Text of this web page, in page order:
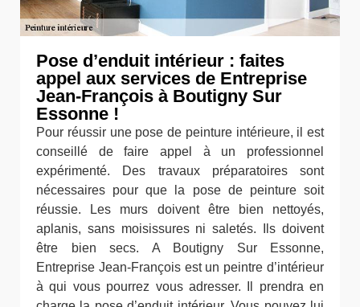
Pose d’enduit intérieur : faites
appel aux services de Entreprise
Jean-François à Boutigny Sur
Essonne !
Pour réussir une pose de peinture intérieure, il est
conseillé de faire appel à un professionnel
expérimenté. Des travaux préparatoires sont
nécessaires pour que la pose de peinture soit
réussie. Les murs doivent être bien nettoyés,
aplanis, sans moisissures ni saletés. Ils doivent
être bien secs. A Boutigny Sur Essonne,
Entreprise Jean-François est un peintre d’intérieur
à qui vous pourrez vous adresser. Il prendra en